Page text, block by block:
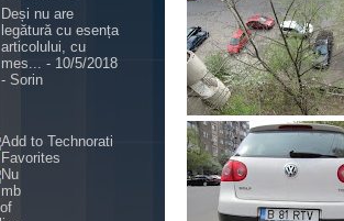
Deși nu are
legătură cu esența
articolului, cu
mes... - 10/5/2018
- Sorin